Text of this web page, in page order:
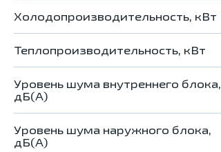
Холодопроизводительность, кВт
Теплопроизводительность, кВт
Уровень шума внутреннего блока,
дБ(А)
Уровень шума наружного блока,
дБ(А)